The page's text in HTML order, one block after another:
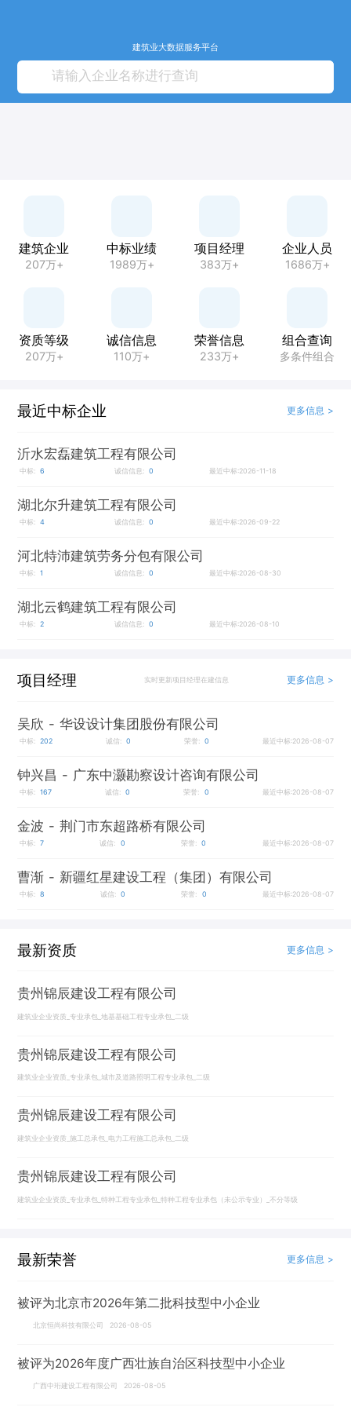
建筑业大数据服务平台
建筑企业
207万+
中标业绩
1989万+
项目经理
383万+
企业人员
1686万+
资质等级
207万+
诚信信息
110万+
荣誉信息
233万+
组合查询
多条件组合
最近中标企业 更多信息 >
沂水宏磊建筑工程有限公司
中标: 6 诚信信息: 0 最近中标:2026-11-18
湖北尔升建筑工程有限公司
中标: 4 诚信信息: 0 最近中标:2026-09-22
河北特沛建筑劳务分包有限公司
中标: 1 诚信信息: 0 最近中标:2026-08-30
湖北云鹤建筑工程有限公司
中标: 2 诚信信息: 0 最近中标:2026-08-10
项目经理 实时更新项目经理在建信息 更多信息 >
吴欣 - 华设设计集团股份有限公司
中标: 202 诚信: 0 荣誉: 0 最近中标:2026-08-07
钟兴昌 - 广东中灏勘察设计咨询有限公司
中标: 167 诚信: 0 荣誉: 0 最近中标:2026-08-07
金波 - 荆门市东超路桥有限公司
中标: 7 诚信: 0 荣誉: 0 最近中标:2026-08-07
曹渐 - 新疆红星建设工程（集团）有限公司
中标: 8 诚信: 0 荣誉: 0 最近中标:2026-08-07
最新资质 更多信息 >
贵州锦辰建设工程有限公司
建筑业企业资质_专业承包_地基基础工程专业承包_二级
贵州锦辰建设工程有限公司
建筑业企业资质_专业承包_城市及道路照明工程专业承包_二级
贵州锦辰建设工程有限公司
建筑业企业资质_施工总承包_电力工程施工总承包_二级
贵州锦辰建设工程有限公司
建筑业企业资质_专业承包_特种工程专业承包_特种工程专业承包（未公示专业）_不分等级
最新荣誉 更多信息 >
被评为北京市2026年第二批科技型中小企业
北京恒尚科技有限公司 2026-08-05
被评为2026年度广西壮族自治区科技型中小企业
广西中珩建设工程有限公司 2026-08-05